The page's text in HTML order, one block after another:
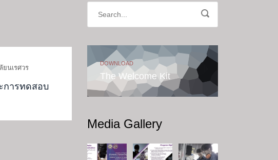
นเรศวร
การทดสอบ
DOWNLOAD
The Welcome Kit
Media Gallery